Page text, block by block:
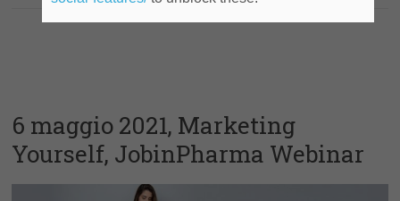
6 maggio 2021, Marketing
Yourself, JobinPharma Webinar